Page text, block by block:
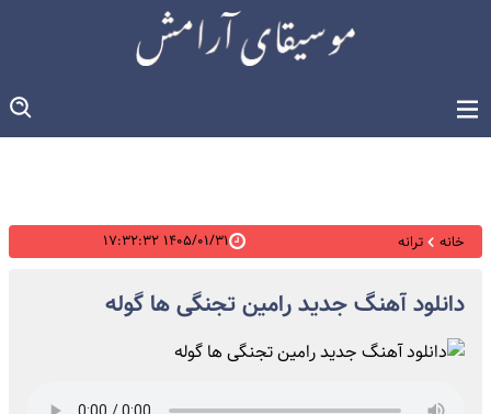
خانه ترانه ۱۴۰۵/۰۱/۳۱ ۱۷:۳۲:۳۲
دانلود آهنگ جدید رامین تجنگی ها گوله